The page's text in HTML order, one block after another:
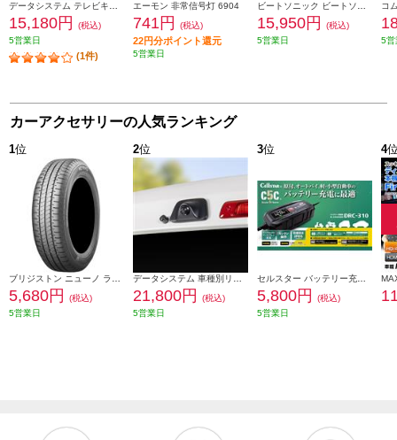
15,180円
(税込)
5営業日
(1件)
エーモン 非常信号灯 6904
741円 (税込)
22円分ポイント還元
5営業日
15,950円
(税込)
5営業日
5営
カーアクセサリーの人気ランキング
1位
5,680円
(税込)
5営業日
2位
21,800円
(税込)
5営業日
3位
5,800円
(税込)
5営業日
4